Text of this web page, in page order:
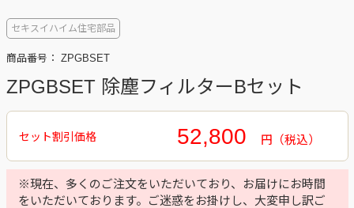
セキスイハイム住宅部品
商品番号： ZPGBSET
ZPGBSET 除塵フィルターBセット
52,800 円
※現在、多くのご注文をいただいており、お届けにお時間
をいただいております。ご迷惑をお掛けし、大変申し訳ご